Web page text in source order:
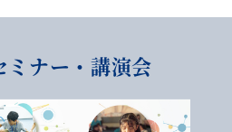
ミナー・講演会